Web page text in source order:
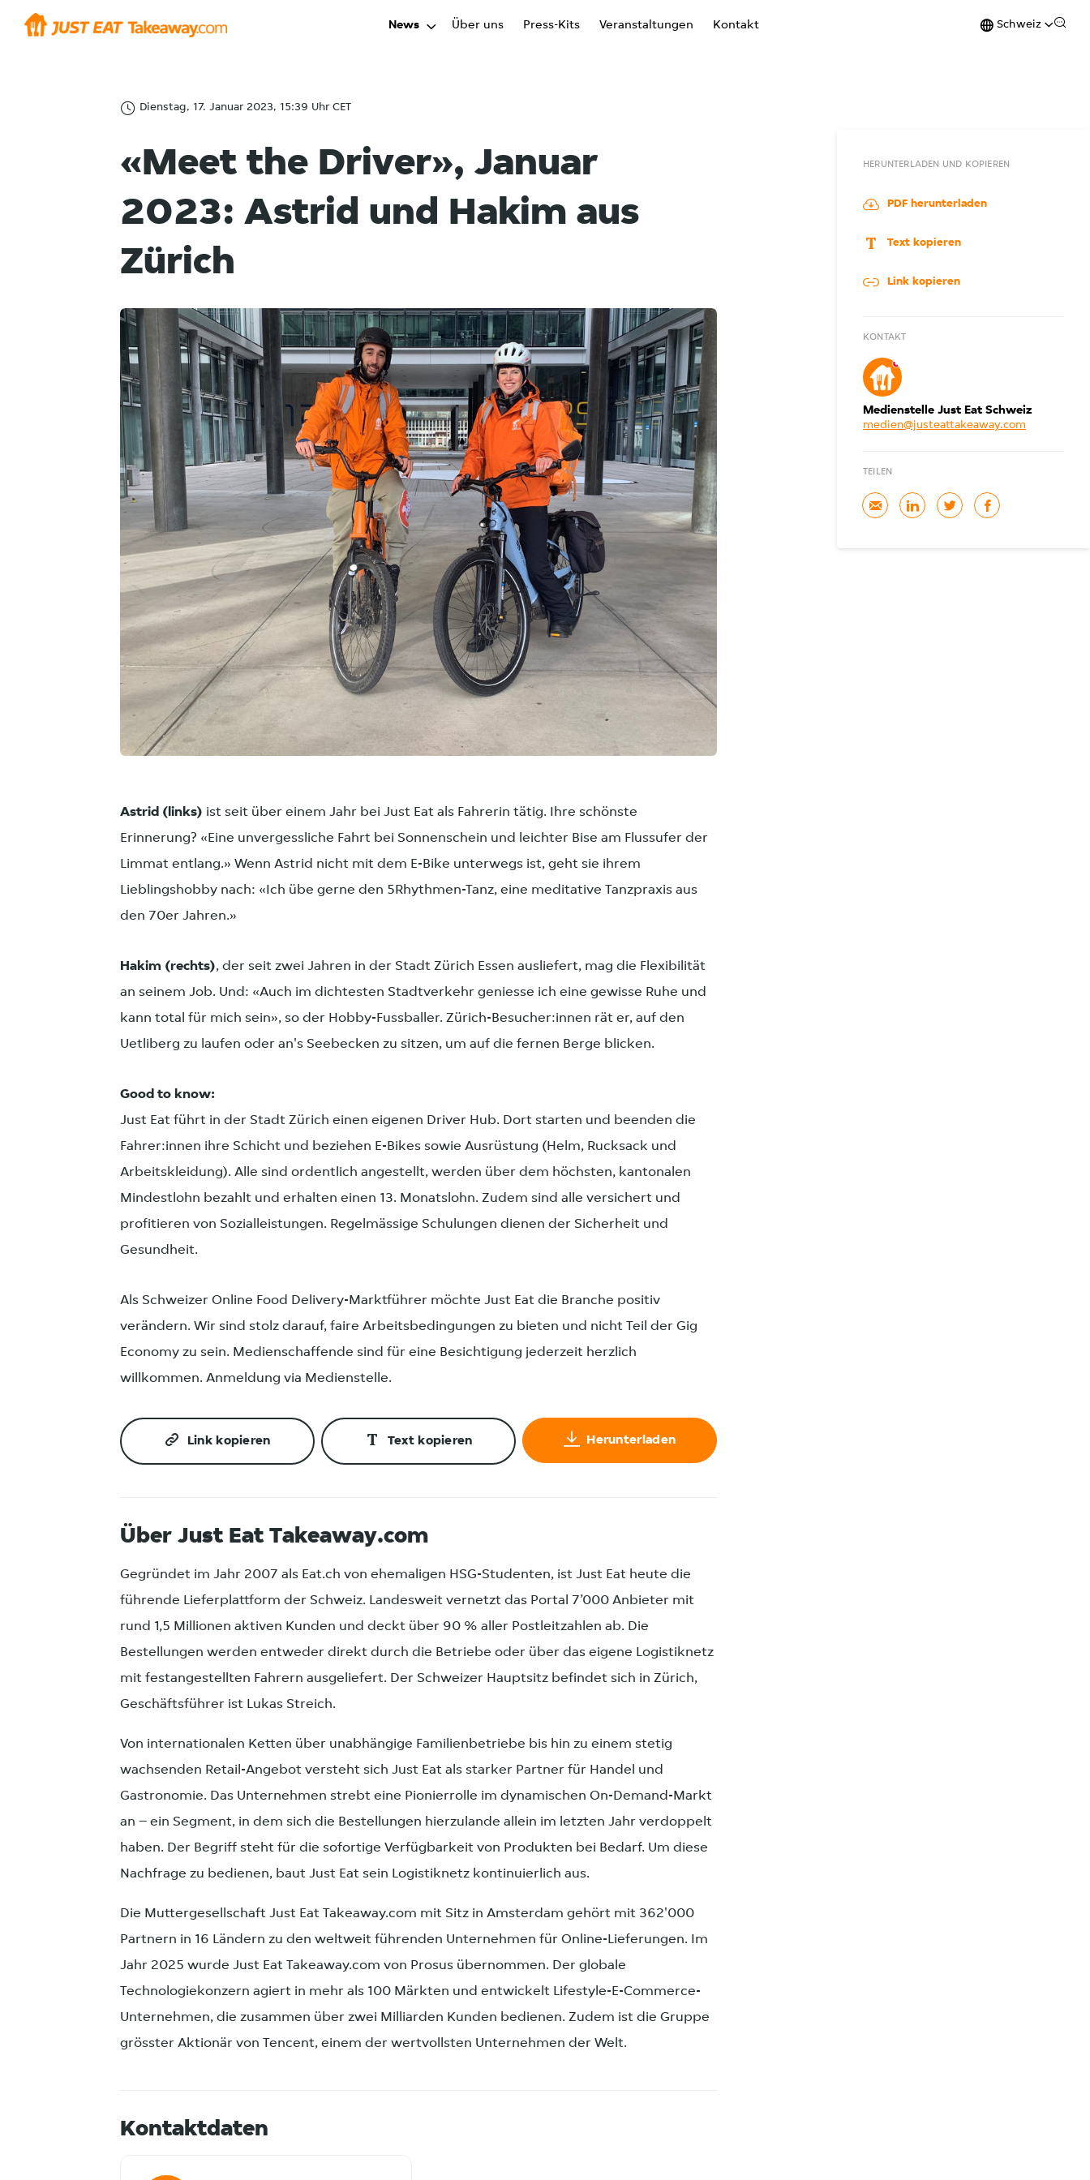
News Über uns Press-Kits Veranstaltungen Kontakt Schweiz
Dienstag, 17. Januar 2023, 15:39 Uhr CET
«Meet the Driver», Januar
2023: Astrid und Hakim aus
Zürich
JPG
Astrid (links) ist seit über einem Jahr bei Just Eat als Fahrerin tätig. Ihre schönste
Erinnerung? «Eine unvergessliche Fahrt bei Sonnenschein und leichter Bise am Flussufer der
Limmat entlang.» Wenn Astrid nicht mit dem E-Bike unterwegs ist, geht sie ihrem
Lieblingshobby nach: «Ich übe gerne den 5Rhythmen-Tanz, eine meditative Tanzpraxis aus
den 70er Jahren.»
Hakim (rechts), der seit zwei Jahren in der Stadt Zürich Essen ausliefert, mag die Flexibilität
an seinem Job. Und: «Auch im dichtesten Stadtverkehr geniesse ich eine gewisse Ruhe und
kann total für mich sein», so der Hobby-Fussballer. Zürich-Besucher:innen rät er, auf den
Uetliberg zu laufen oder an's Seebecken zu sitzen, um auf die fernen Berge blicken.
Good to know:
Just Eat führt in der Stadt Zürich einen eigenen Driver Hub. Dort starten und beenden die
Fahrer:innen ihre Schicht und beziehen E-Bikes sowie Ausrüstung (Helm, Rucksack und
Arbeitskleidung). Alle sind ordentlich angestellt, werden über dem höchsten, kantonalen
Mindestlohn bezahlt und erhalten einen 13. Monatslohn. Zudem sind alle versichert und
profitieren von Sozialleistungen. Regelmässige Schulungen dienen der Sicherheit und
Gesundheit.
Als Schweizer Online Food Delivery-Marktführer möchte Just Eat die Branche positiv
verändern. Wir sind stolz darauf, faire Arbeitsbedingungen zu bieten und nicht Teil der Gig
Economy zu sein. Medienschaffende sind für eine Besichtigung jederzeit herzlich
willkommen. Anmeldung via Medienstelle.
Link kopieren Text kopieren Herunterladen
Über Just Eat Takeaway.com
Gegründet im Jahr 2007 als Eat.ch von ehemaligen HSG-Studenten, ist Just Eat heute die
führende Lieferplattform der Schweiz. Landesweit vernetzt das Portal 7’000 Anbieter mit
rund 1,5 Millionen aktiven Kunden und deckt über 90 % aller Postleitzahlen ab. Die
Bestellungen werden entweder direkt durch die Betriebe oder über das eigene Logistiknetz
mit festangestellten Fahrern ausgeliefert. Der Schweizer Hauptsitz befindet sich in Zürich,
Geschäftsführer ist Lukas Streich.
Von internationalen Ketten über unabhängige Familienbetriebe bis hin zu einem stetig
wachsenden Retail-Angebot versteht sich Just Eat als starker Partner für Handel und
Gastronomie. Das Unternehmen strebt eine Pionierrolle im dynamischen On-Demand-Markt
an – ein Segment, in dem sich die Bestellungen hierzulande allein im letzten Jahr verdoppelt
haben. Der Begriff steht für die sofortige Verfügbarkeit von Produkten bei Bedarf. Um diese
Nachfrage zu bedienen, baut Just Eat sein Logistiknetz kontinuierlich aus.
Die Muttergesellschaft Just Eat Takeaway.com mit Sitz in Amsterdam gehört mit 362'000
Partnern in 16 Ländern zu den weltweit führenden Unternehmen für Online-Lieferungen. Im
Jahr 2025 wurde Just Eat Takeaway.com von Prosus übernommen. Der globale
Technologiekonzern agiert in mehr als 100 Märkten und entwickelt Lifestyle-E-Commerce-
Unternehmen, die zusammen über zwei Milliarden Kunden bedienen. Zudem ist die Gruppe
grösster Aktionär von Tencent, einem der wertvollsten Unternehmen der Welt.
Kontaktdaten
HERUNTERLADEN UND KOPIEREN
PDF herunterladen
Text kopieren
Link kopieren
KONTAKT
Medienstelle Just Eat Schweiz
medien@justeattakeaway.com
TEILEN